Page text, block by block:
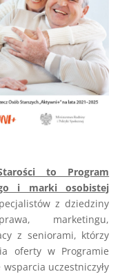
to Program
i marki osobistej
z dziedziny
marketingu,
z seniorami, którzy
oferty w Programie
uczestniczyły